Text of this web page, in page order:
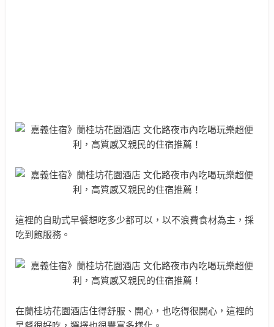
這裡的自助式早餐想吃多少都可以，以不浪費食材為主，採
吃到飽服務。
在蘭桂坊花園酒店住得舒服、開心，也吃得很開心，這裡的